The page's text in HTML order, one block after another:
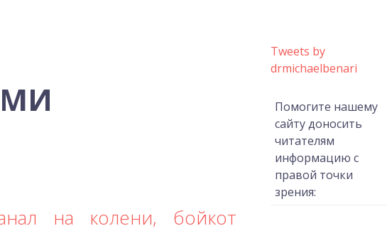
на колени, бойкот
Tweets by
drmichaelbenari
Помогите нашему
сайту доносить
читателям
информацию с
правой точки
зрения: